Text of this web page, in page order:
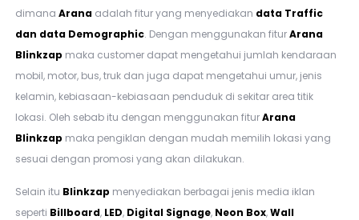
dimanaArana adalah fitur yang menyediakan data Traffic
dan data Demographic. Dengan menggunakan fiturArana
Blinkzap maka customer dapat mengetahui jumlah kendaraan
mobil, motor, bus, truk dan juga dapat mengetahui umur, jenis
kelamin, kebiasaan-kebiasaan penduduk di sekitar area titik
lokasi. Oleh sebab itu dengan menggunakan fiturArana
Blinkzap maka pengiklan dengan mudah memilih lokasi yang
sesuai dengan promosi yang akan dilakukan.
Selain itu Blinkzap menyediakan berbagai jenis media iklan
seperti Billboard, LED, Digital Signage, Neon Box,Wall